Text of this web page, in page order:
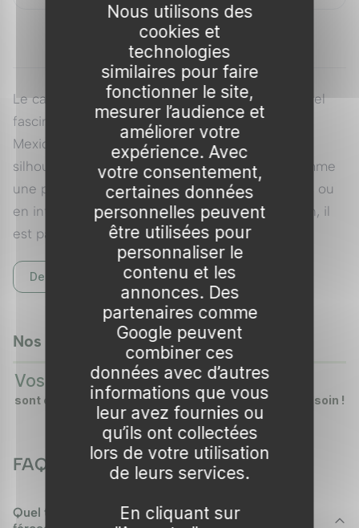
Le cactus féroce 'pilosus' est un spectacle naturel
fascinant, originaire des zones désertiques du
Mexique. Avec ses épines rouges vives et sa
silhouette majestueuse, ce cactus s'impose comme
une pièce maîtresse idéale dans les jardins secs ou
en intérieur. Reconnu pour sa facilité d'entretien, il
est parfait pour les jardiniers débutants mais
également pour les passionnés de succulentes
désireux d'ajouter une touche d'exotisme à leur
Voir tous nos Cactus
Présentation
Cactus à port colonnaire
Hauteur : Jusqu'à 3 mètres
Colonnaire
Été
Rusticité :Jusqu’à -3 °C
Plein soleil
Sol :
Bien drainant, mélange de terreau, sable et
Description complète
Nos vidéos
DÉCOUVREZ COMMENT
0:37
Vos plantes
sont emballées en carton !
DÉCOUVREZ COMMENT
Vos arbres
sont emballés avec soin !
FAQ
Quel type de sol est recommandé pour le cactus
Nous utilisons des
cookies et
technologies
similaires pour faire
fonctionner le site,
mesurer l’audience et
améliorer votre
expérience. Avec
votre consentement,
certaines données
personnelles peuvent
être utilisées pour
personnaliser le
contenu et les
annonces. Des
partenaires comme
Google peuvent
combiner ces
données avec d’autres
informations que vous
leur avez fournies ou
qu’ils ont collectées
lors de votre utilisation
de leurs services.
En cliquant sur